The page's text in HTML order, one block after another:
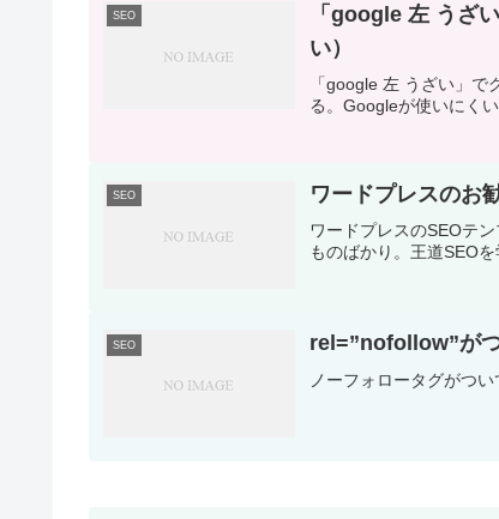
SEO
「google 左 うざ
い）
「google 左 うざい」
る。Googleが使いにく
SEO ワードプレスのお
ワードプレスのSEOテ
ものばかり。王道SEO
SEO rel=”nofollow”が
ノーフォロータグがつ